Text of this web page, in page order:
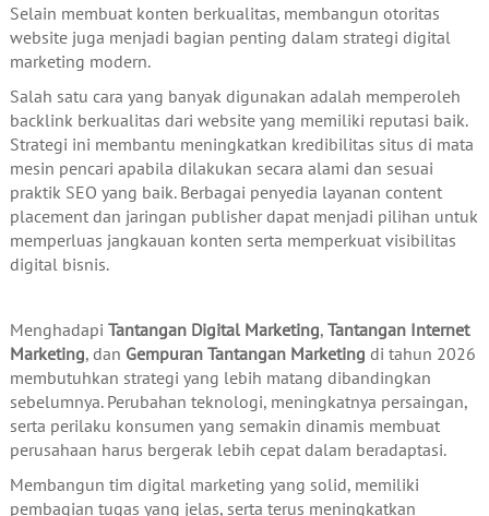
Selain membuat konten berkualitas, membangun otoritas
website juga menjadi bagian penting dalam strategi digital
marketing modern.
Salah satu cara yang banyak digunakan adalah memperoleh
backlink berkualitas dari website yang memiliki reputasi baik.
Strategi ini membantu meningkatkan kredibilitas situs di mata
mesin pencari apabila dilakukan secara alami dan sesuai
praktik SEO yang baik. Berbagai penyedia layanan content
placement dan jaringan publisher dapat menjadi pilihan untuk
memperluas jangkauan konten serta memperkuat visibilitas
digital bisnis.
Menghadapi Tantangan Digital Marketing, Tantangan Internet
Marketing, dan Gempuran Tantangan Marketing di tahun 2026
membutuhkan strategi yang lebih matang dibandingkan
sebelumnya. Perubahan teknologi, meningkatnya persaingan,
serta perilaku konsumen yang semakin dinamis membuat
perusahaan harus bergerak lebih cepat dalam beradaptasi.
Membangun tim digital marketing yang solid, memiliki
pembagian tugas yang jelas, serta terus meningkatkan